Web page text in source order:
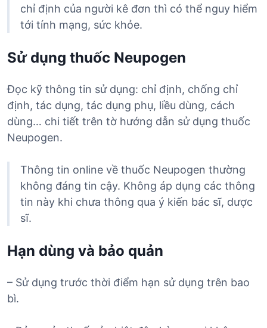
chỉ định của người kê đơn thì có thể nguy hiểm
tới tính mạng, sức khỏe.
Sử dụng thuốc Neupogen
Đọc kỹ thông tin sử dụng: chỉ định, chống chỉ
định, tác dụng, tác dụng phụ, liều dùng, cách
dùng… chi tiết trên tờ hướng dẫn sử dụng thuốc
Neupogen.
Thông tin online về thuốc Neupogen thường
không đáng tin cậy. Không áp dụng các thông
tin này khi chưa thông qua ý kiến bác sĩ, dược
sĩ.
Hạn dùng và bảo quản
– Sử dụng trước thời điểm hạn sử dụng trên bao
bì.